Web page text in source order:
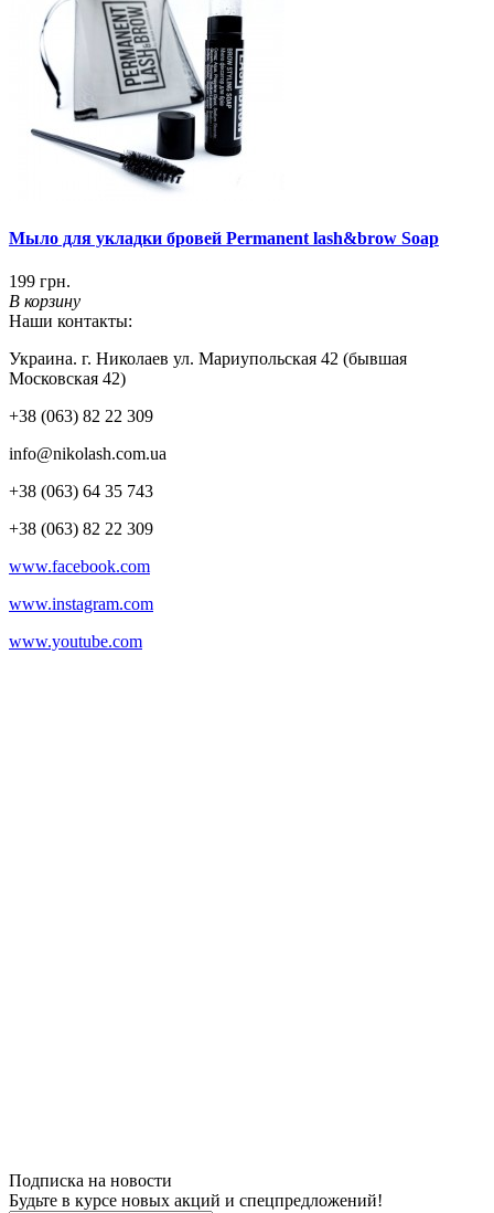
Мыло для укладки бровей Permanent lash&brow Soap
199 грн.
В корзину
Наши контакты:
Украина. г. Николаев ул. Мариупольская 42 (бывшая
Московская 42)
+38 (063) 82 22 309
info@nikolash.com.ua
+38 (063) 64 35 743
+38 (063) 82 22 309
www.facebook.com
www.instagram.com
www.youtube.com
Подписка на новости
Будьте в курсе новых акций и спецпредложений!